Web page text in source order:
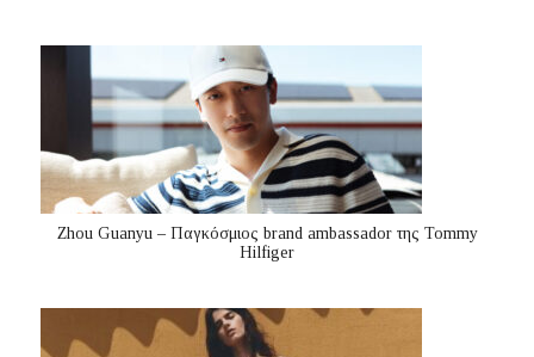
Zhou Guanyu – Παγκόσμιος brand ambassador της Tommy
Hilfiger